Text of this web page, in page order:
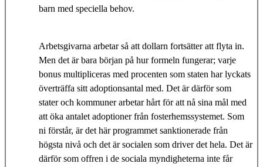
barn med speciella behov.
Arbetsgivarna arbetar så att dollarn fortsätter att flyta in.
Men det är bara början på hur formeln fungerar; varje
bonus multipliceras med procenten som staten har lyckats
överträffa sitt adoptionsantal med. Det är därför som
stater och kommuner arbetar hårt för att nå sina mål med
att öka antalet adoptioner från fosterhemssystemet. Som
ni förstår, är det här programmet sanktionerade från
högsta nivå och det är socialen som driver det hela. Det är
därför som offren i de sociala myndigheterna inte får